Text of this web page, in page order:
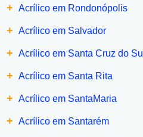
+ Acrílico em Rondonópolis
+ Acrílico em Salvador
+ Acrílico em Santa Cruz do Sul
+ Acrílico em Santa Rita
+ Acrílico em SantaMaria
+ Acrílico em Santarém